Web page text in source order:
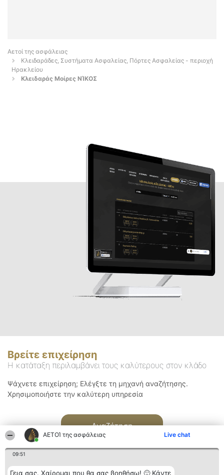
ΑΕΤΟΊ της ασφάλειας Live chat
09:51
Γεια σας. Χαίρομαι που θα σας βοηθήσω! 🙂 Κάντε
Αετοί της ασφάλειας
Κλειδαράδες, Συστήματα Ασφαλείας, Πόρτες Ασφαλείας - περιοχή
Ηρακλείου
Κλειδαράς Μοίρες ΝΊΚΟΣ
Βρείτε επιχείρηση
Η κατάταξη περιλαμβάνει τους καλύτερους στον κλάδο
Ψάχνετε επιχείρηση; Ελέγξτε τη μηχανή αναζήτησης.
Χρησιμοποιήστε την καλύτερη υπηρεσία
Αναζήτηση